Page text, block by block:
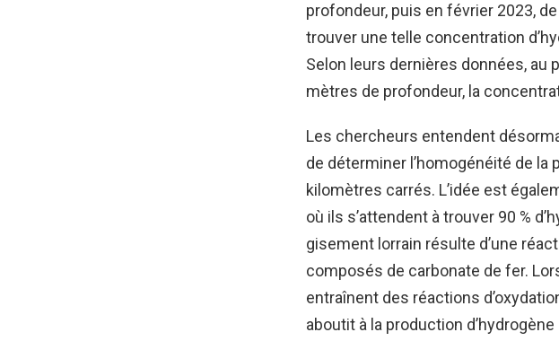
profondeur, puis en février 2023,
trouver une telle concentration
Selon leurs dernières données, au
mètres de profondeur, la
Les chercheurs entendent
de déterminer l’homogénéité de la
kilomètres carrés. L’idée est
où ils s’attendent à trouver 90 %
gisement lorrain résulte d’une
composés de carbonate de fer.
entraînent des réactions
aboutit à la production